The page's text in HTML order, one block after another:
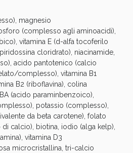
magnesio
(complesso agli aminoacidi),
vitamina E (d-alfa tocoferilo
cloridrato), niacinamide,
acido pantotenico (calcio
complesso), vitamina B1
B2 (riboflavina), colina
(acido paraminbenzoico),
potassio (complesso),
da beta carotene), folato
calcio), biotina, iodio (alga kelp),
vitamina D3
microcristallina, tri-calcio
55% disponibile oggi!